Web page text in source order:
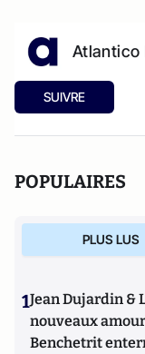
Atlantico
SUIVRE
POPULAIRES
PLUS LUS
1Jean Dujardin &
nouveaux
Benchetrit